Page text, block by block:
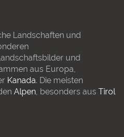
Landschaften und
und
aus Europa,
Kanada. Die meisten
Alpen, besonders aus Tirol